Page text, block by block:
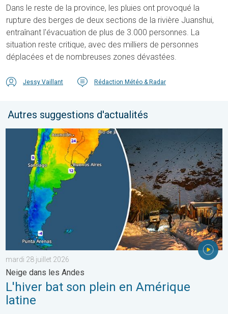
Dans le reste de la province, les pluies ont provoqué la
rupture des berges de deux sections de la rivière Juanshui,
entraînant l'évacuation de plus de 3.000 personnes. La
situation reste critique, avec des milliers de personnes
déplacées et de nombreuses zones dévastées.
Jessy Vaillant Rédaction Météo & Radar
Autres suggestions d'actualités
L'hiver bat son plein en Amérique latine. Neige dans les
mardi 28 juillet 2026
Neige dans les Andes
L'hiver bat son plein en Amérique
latine